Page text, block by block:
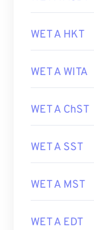
WET A HKT
WET A WITA
WET A ChST
WET A SST
WET A MST
WET A EDT